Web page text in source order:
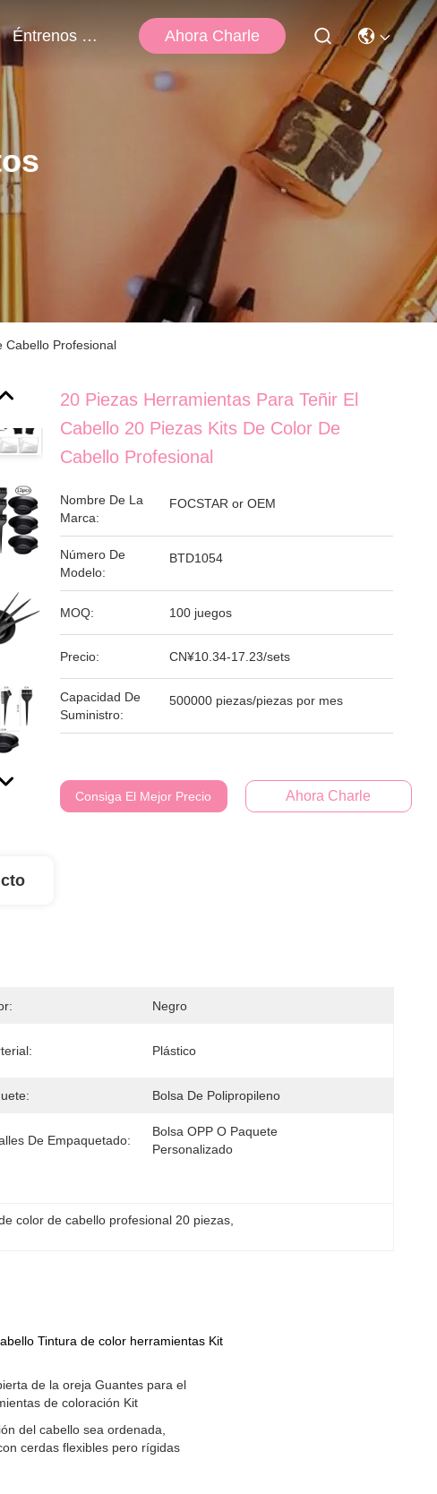
Éntrenos En Contacto Con Ahora Charle
Cabello Profesional
20 Piezas Herramientas Para Teñir El
Cabello 20 Piezas Kits De Color De
Cabello Profesional
Nombre De La
Marca:
FOCSTAR or OEM
Número De
Modelo:
BTD1054
MOQ: 100 juegos
Precio: CN¥10.34-17.23/sets
Capacidad De
Suministro:
500000 piezas/piezas por mes
Consiga El Mejor Precio Ahora Charle
Negro
Plástico
Bolsa De Polipropileno
De Empaquetado:
Bolsa OPP O Paquete
Personalizado
color de cabello profesional 20 piezas
Tintura de color herramientas Kit
de la oreja Guantes para el
de coloración Kit
del cabello sea ordenada,
cerdas flexibles pero rígidas